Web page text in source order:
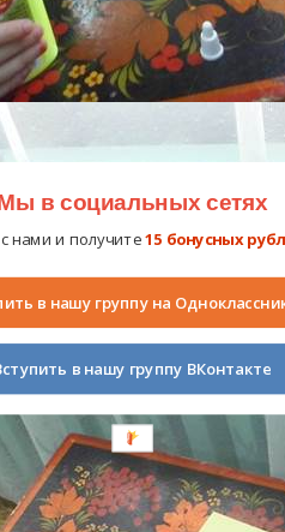
в социальных сетях
нами и получите15 бонусных
в нашу группу на
в нашу группу ВКонтакте